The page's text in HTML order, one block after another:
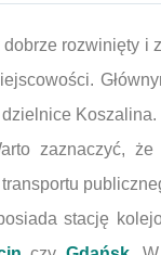
rozwinięty i
zaznaczyć,
stację